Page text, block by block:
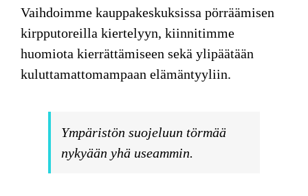
Vaihdoimme kauppakeskuksissa pörräämisen
kirpputoreilla kiertelyyn, kiinnitimme
huomiota kierrättämiseen sekä ylipäätään
kuluttamattomampaan elämäntyyliin.
Ympäristön suojeluun törmää
nykyään yhä useammin.